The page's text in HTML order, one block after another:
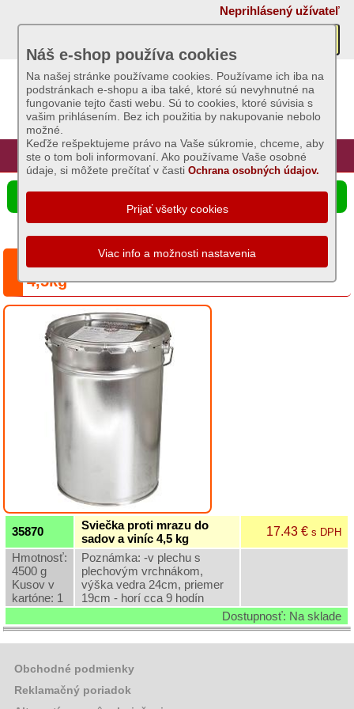
Neprihlásený užívateľ
Úvod Hlavná stránka Prihlásenie Registrácia
Náš e-shop používa cookies
Na našej stránke používame cookies. Používame ich iba na
podstránkach e-shopu a iba také, ktoré sú nevyhnutné na
fungovanie tejto časti webu. Sú to cookies, ktoré súvisia s
vašim prihlásením. Bez ich použitia by nakupovanie nebolo
možné.
Keďže rešpektujeme právo na Vaše súkromie, chceme, aby
ste o tom boli informovaní. Ako používame Vaše osobné
údaje, si môžete prečítať v častiOchrana osobných údajov.
☰ Ponuka produktov
Akcie
Sviečky
Umelé
kvety
Semená
osivá
Chovateľské
potreby
Grilovací
program
Dekorácie
Domáce
potreby
Ostatný
rôzny
sortiment
a
dekoračná
keramika
Sviečka protimrazová do sadov a viníc
4,5kg
35870
Sviečka proti mrazu do
sadov a viníc 4,5 kg
17.43 €s DPH
Hmotnosť:
4500 g
Kusov v
kartóne: 1
Poznámka: -v plechu s
plechovým vrchnákom,
výška vedra 24cm, priemer
19cm - horí cca 9 hodín
Dostupnosť: Na sklade
Obchodné podmienky
Reklamačný poriadok